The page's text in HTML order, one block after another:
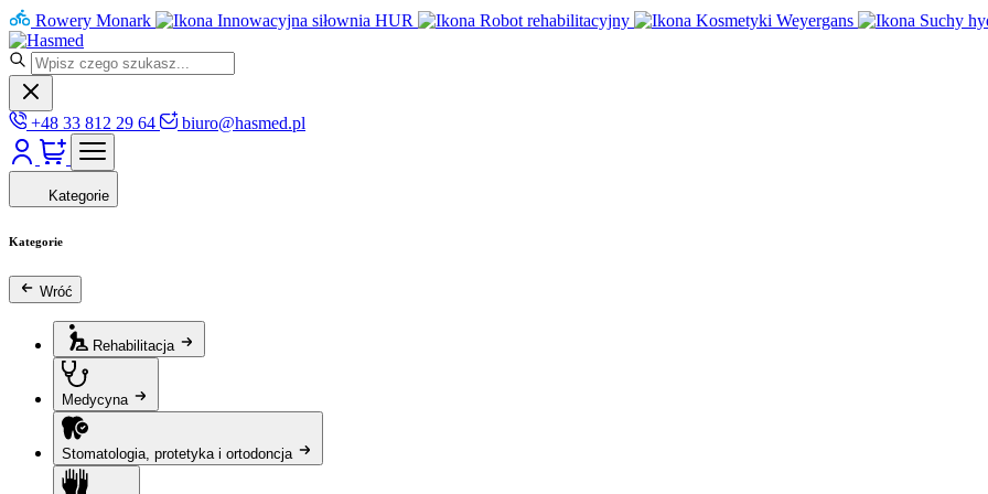
Rowery Monark Innowacyjna siłownia HUR Robot rehabilitacyjny Kosmetyki Weyergans Suchy
+48 33 812 29 64 biuro@hasmed.pl
Kategorie
Kategorie
Wróć
Rehabilitacja
Medycyna
Stomatologia, protetyka i ortodoncja